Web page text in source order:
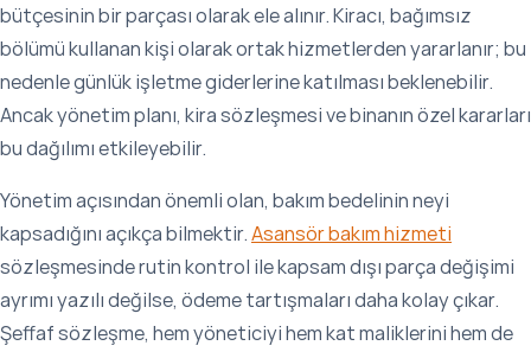
bütçesinin bir parçası olarak ele alınır. Kiracı, bağımsız
bölümü kullanan kişi olarak ortak hizmetlerden yararlanır; bu
nedenle günlük işletme giderlerine katılması beklenebilir.
Ancak yönetim planı, kira sözleşmesi ve binanın özel kararları
bu dağılımı etkileyebilir.
Yönetim açısından önemli olan, bakım bedelinin neyi
kapsadığını açıkça bilmektir.Asansör bakım hizmeti
sözleşmesinde rutin kontrol ile kapsam dışı parça değişimi
ayrımı yazılı değilse, ödeme tartışmaları daha kolay çıkar.
Şeffaf sözleşme, hem yöneticiyi hem kat maliklerini hem de